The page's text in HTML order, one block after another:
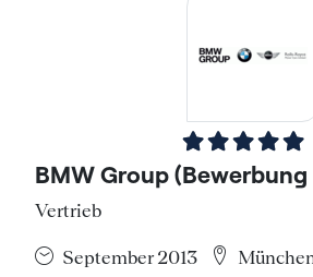
BMW Group
Vertrieb
September 2013